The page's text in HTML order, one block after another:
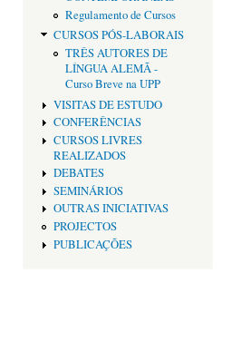
Regulamento de Cursos
CURSOS PÓS-LABORAIS
TRÊS AUTORES DE
LÍNGUA ALEMÃ -
Curso Breve na UPP
VISITAS DE ESTUDO
CONFERÊNCIAS
CURSOS LIVRES
REALIZADOS
DEBATES
SEMINÁRIOS
OUTRAS INICIATIVAS
PROJECTOS
PUBLICAÇÕES